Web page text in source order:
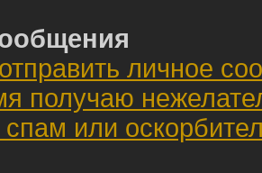
личное
получаю
или